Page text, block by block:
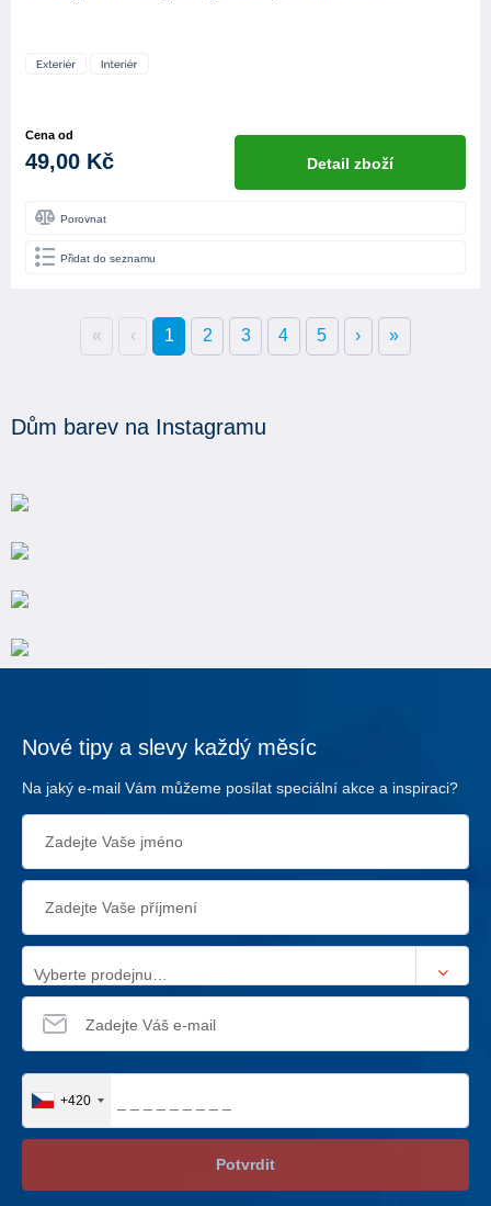
Cena od
49,00 Kč Detail zboží
Porovnat
Přidat do seznamu
« ‹ 1 2 3 4 5 › »
Dům barev na Instagramu
Nové tipy a slevy každý měsíc
Na jaký e-mail Vám můžeme posílat speciální akce a inspiraci?
Vyberte prodejnu…
+420
Potvrdit